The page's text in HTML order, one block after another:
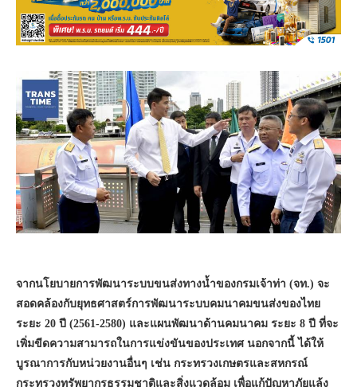
จากนโยบายการพัฒนาระบบขนส่งทางน้ำของกรมเจ้าท่า (จท.) จะ
สอดคล้องกับยุทธศาสตร์การพัฒนาระบบคมนาคมขนส่งของไทย
ระยะ 20 ปี (2561-2580) และแผนพัฒนาด้านคมนาคม ระยะ 8 ปี ที่จะ
เพิ่มขีดความสามารถในการแข่งขันของประเทศ นอกจากนี้ ได้ให้
บูรณาการกับหน่วยงานอื่นๆ เช่น กระทรวงเกษตรและสหกรณ์
กระทรวงทรัพยากรธรรมชาติและสิ่งแวดล้อม เพื่อแก้ปัญหาภัยแล้ง